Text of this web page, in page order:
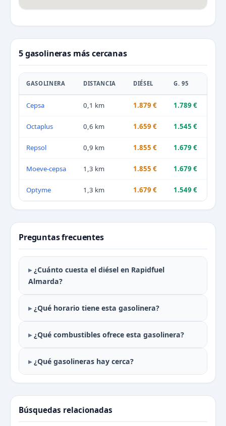
5 gasolineras más cercanas
GASOLINERA DISTANCIA DIÉSEL G. 95
Cepsa 0,1 km 1.879 € 1.789 €
Octaplus 0,6 km 1.659 € 1.545 €
Repsol 0,9 km 1.855 € 1.679 €
Moeve-cepsa 1,3 km 1.855 € 1.679 €
Optyme 1,3 km 1.679 € 1.549 €
Preguntas frecuentes
¿Cuánto cuesta el diésel en Rapidfuel
Almarda?
¿Qué horario tiene esta gasolinera?
¿Qué combustibles ofrece esta gasolinera?
¿Qué gasolineras hay cerca?
Búsquedas relacionadas